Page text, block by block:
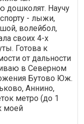
дошколят. Научу
- лыжи,
волейбол,
своих 4-х
Готова к
от дальности
в Северном
Бутово Юж.
Аннино,
метро (до 1
моей